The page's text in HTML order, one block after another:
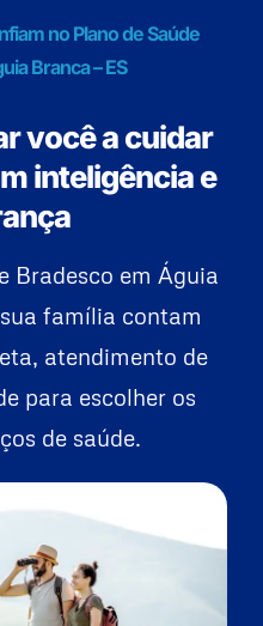
no Plano de Saúde
Branca – ES
você a cuidar
inteligência e
Bradesco em Águia
família contam
atendimento de
para escolher os
de saúde.